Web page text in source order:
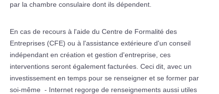
par la chambre consulaire dont ils dépendent.
En cas de recours à l'aide du Centre de Formalité des
Entreprises (CFE) ou à l'assistance extérieure d'un conseil
indépendant en création et gestion d'entreprise, ces
interventions seront également facturées. Ceci dit, avec un
investissement en temps pour se renseigner et se former par
soi-même - Internet regorge de renseignements aussi utiles